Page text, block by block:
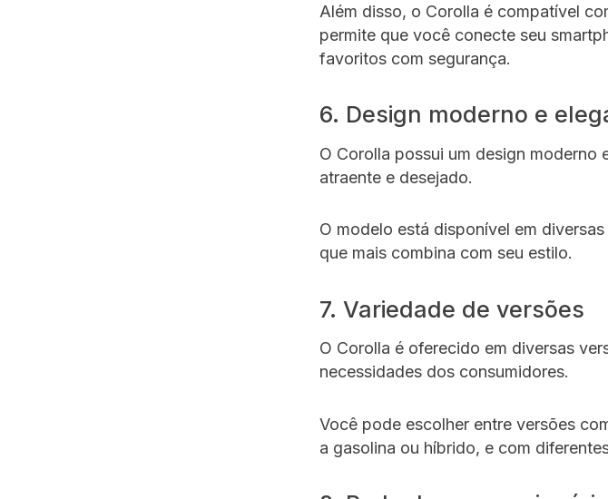
Além disso, o Corolla é compatível
permite que você conecte seu
favoritos com segurança.
6. Design moderno e
O Corolla possui um design moderno
atraente e desejado.
O modelo está disponível em
que mais combina com seu estilo.
7. Variedade de versões
O Corolla é oferecido em diversas
necessidades dos consumidores.
Você pode escolher entre versões
a gasolina ou híbrido, e com